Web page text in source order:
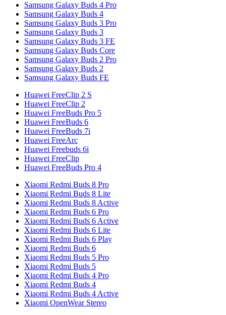
Samsung Galaxy Buds 4 Pro
Samsung Galaxy Buds 4
Samsung Galaxy Buds 3 Pro
Samsung Galaxy Buds 3
Samsung Galaxy Buds 3 FE
Samsung Galaxy Buds Core
Samsung Galaxy Buds 2 Pro
Samsung Galaxy Buds 2
Samsung Galaxy Buds FE
Huawei FreeClip 2 S
Huawei FreeClip 2
Huawei FreeBuds Pro 5
Huawei FreeBuds 6
Huawei FreeBuds 7i
Huawei FreeArc
Huawei Freebuds 6i
Huawei FreeClip
Huawei FreeBuds Pro 4
Xiaomi Redmi Buds 8 Pro
Xiaomi Redmi Buds 8 Lite
Xiaomi Redmi Buds 8 Active
Xiaomi Redmi Buds 6 Pro
Xiaomi Redmi Buds 6 Active
Xiaomi Redmi Buds 6 Lite
Xiaomi Redmi Buds 6 Play
Xiaomi Redmi Buds 6
Xiaomi Redmi Buds 5 Pro
Xiaomi Redmi Buds 5
Xiaomi Redmi Buds 4 Pro
Xiaomi Redmi Buds 4
Xiaomi Redmi Buds 4 Active
Xiaomi OpenWear Stereo